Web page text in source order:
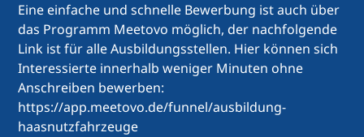
Eine einfache und schnelle Bewerbung ist auch über
das Programm Meetovo möglich, der nachfolgende
Link ist für alle Ausbildungsstellen. Hier können sich
Interessierte innerhalb weniger Minuten ohne
Anschreiben bewerben:
https://app.meetovo.de/funnel/ausbildung-
haasnutzfahrzeuge